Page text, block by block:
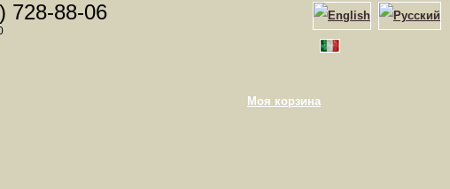
728-88-06
Моя корзина